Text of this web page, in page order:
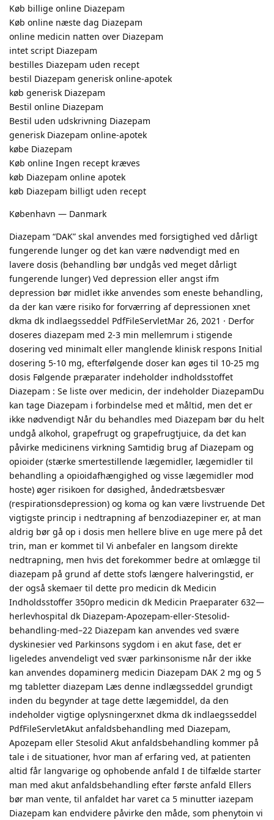
Køb billige online Diazepam
Køb online næste dag Diazepam
online medicin natten over Diazepam
intet script Diazepam
bestilles Diazepam uden recept
bestil Diazepam generisk online-apotek
køb generisk Diazepam
Bestil online Diazepam
Bestil uden udskrivning Diazepam
generisk Diazepam online-apotek
købe Diazepam
Køb online Ingen recept kræves
køb Diazepam online apotek
køb Diazepam billigt uden recept
København — Danmark
Diazepam “DAK” skal anvendes med forsigtighed ved dårligt
fungerende lunger og det kan være nødvendigt med en
lavere dosis (behandling bør undgås ved meget dårligt
fungerende lunger) Ved depression eller angst ifm
depression bør midlet ikke anvendes som eneste behandling,
da der kan være risiko for forværring af depressionen xnet
dkma dk indlaegsseddel PdfFileServletMar 26, 2021 · Derfor
doseres diazepam med 2-3 min mellemrum i stigende
dosering ved minimalt eller manglende klinisk respons Initial
dosering 5-10 mg, efterfølgende doser kan øges til 10-25 mg
dosis Følgende præparater indeholder indholdsstoffet
Diazepam : Se liste over medicin, der indeholder DiazepamDu
kan tage Diazepam i forbindelse med et måltid, men det er
ikke nødvendigt Når du behandles med Diazepam bør du helt
undgå alkohol, grapefrugt og grapefrugtjuice, da det kan
påvirke medicinens virkning Samtidig brug af Diazepam og
opioider (stærke smertestillende lægemidler, lægemidler til
behandling a opioidafhængighed og visse lægemidler mod
hoste) øger risikoen for døsighed, åndedrætsbesvær
(respirationsdepression) og koma og kan være livstruende Det
vigtigste princip i nedtrapning af benzodiazepiner er, at man
aldrig bør gå op i dosis men hellere blive en uge mere på det
trin, man er kommet til Vi anbefaler en langsom direkte
nedtrapning, men hvis det forekommer bedre at omlægge til
diazepam på grund af dette stofs længere halveringstid, er
der også skemaer til dette pro medicin dk Medicin
Indholdsstoffer 350pro medicin dk Medicin Praeparater 632—
herlevhospital dk Diazepam-Apozepam-eller-Stesolid-
behandling-med–22 Diazepam kan anvendes ved svære
dyskinesier ved Parkinsons sygdom i en akut fase, det er
ligeledes anvendeligt ved svær parkinsonisme når der ikke
kan anvendes dopaminerg medicin Diazepam DAK 2 mg og 5
mg tabletter diazepam Læs denne indlægsseddel grundigt
inden du begynder at tage dette lægemiddel, da den
indeholder vigtige oplysningerxnet dkma dk indlaegsseddel
PdfFileServletAkut anfaldsbehandling med Diazepam,
Apozepam eller Stesolid Akut anfaldsbehandling kommer på
tale i de situationer, hvor man af erfaring ved, at patienten
altid får langvarige og ophobende anfald I de tilfælde starter
man med akut anfaldsbehandling efter første anfald Ellers
bør man vente, til anfaldet har varet ca 5 minutter iazepam
Diazepam kan endvidere påvirke den måde, som phenytoin vi